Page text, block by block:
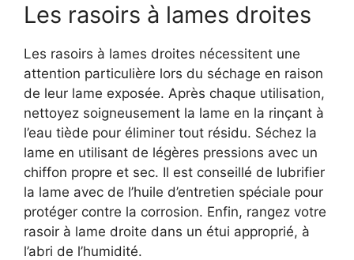
Les rasoirs à lames droites
Les rasoirs à lames droites nécessitent une
attention particulière lors du séchage en raison
de leur lame exposée. Après chaque utilisation,
nettoyez soigneusement la lame en la rinçant à
l’eau tiède pour éliminer tout résidu. Séchez la
lame en utilisant de légères pressions avec un
chiffon propre et sec. Il est conseillé de lubrifier
la lame avec de l’huile d’entretien spéciale pour
protéger contre la corrosion. Enfin, rangez votre
rasoir à lame droite dans un étui approprié, à
l’abri de l’humidité.